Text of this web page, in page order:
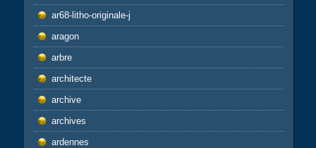
ar68-litho-originale-j
aragon
arbre
architecte
archive
archives
ardennes